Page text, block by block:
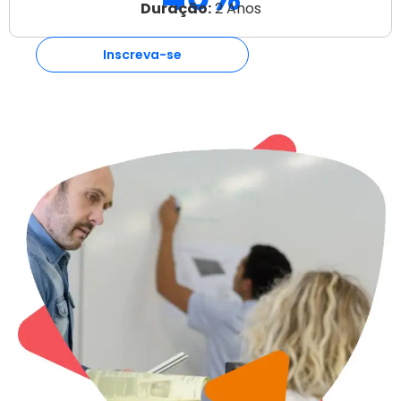
Duração:2 Anos
Inscreva-se